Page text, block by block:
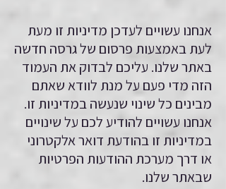
אנחנו עשויים לעדכן מדיניות זו מעת
לעת באמצעות פרסום של גרסה חדשה
באתר שלנו. עליכם לבדוק את העמוד
הזה מדי פעם על מנת לוודא שאתם
מבינים כל שינוי שנעשה במדיניות זו.
אנחנו עשויים להודיע לכם על שינויים
במדיניות זו בהודעת דואר אלקטרוני
או דרך מערכת ההודעות הפרטיות
שבאתר שלנו.